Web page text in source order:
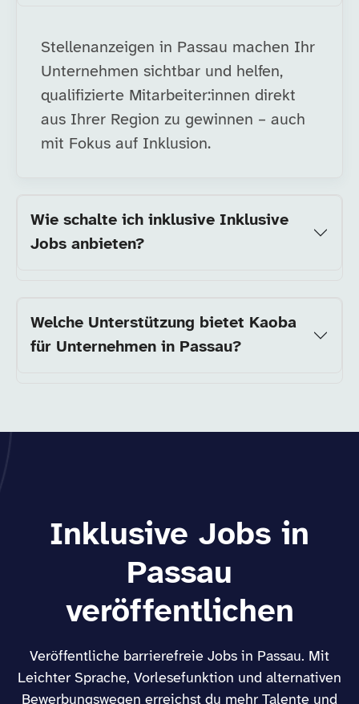
Stellenanzeigen in Passau machen Ihr
Unternehmen sichtbar und helfen,
qualifizierte Mitarbeiter:innen direkt
aus Ihrer Region zu gewinnen – auch
mit Fokus auf Inklusion.
Wie schalte ich inklusive Inklusive
Jobs anbieten?
Welche Unterstützung bietet Kaoba
für Unternehmen in Passau?
Inklusive Jobs in
Passau
veröffentlichen
Veröffentliche barrierefreie Jobs in Passau. Mit
Leichter Sprache, Vorlesefunktion und alternativen
Bewerbungswegen erreichst du mehr Talente und